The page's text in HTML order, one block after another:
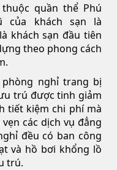
thuộc quần thể Phú
của khách sạn là
khách sạn đầu tiên
theo phong cách
phòng nghỉ trang bị
trú được tinh giảm
tiết kiệm chi phí mà
các dịch vụ đẳng
đều có ban công
và hồ bơi khổng lồ
trú.